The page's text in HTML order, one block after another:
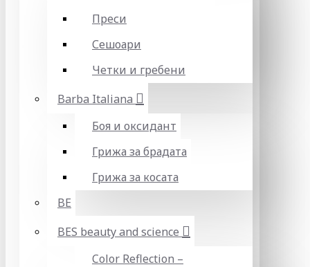
Преси
Сешоари
Четки и гребени
Barba Italiana
Боя и оксидант
Грижа за брадата
Грижа за косата
BE
BES beauty and science
Color Reflection –